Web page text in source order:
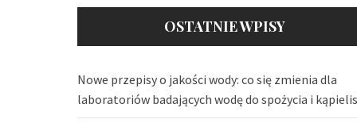
OSTATNIE WPISY
Nowe przepisy o jakości wody: co się zmienia dla
laboratoriów badających wodę do spożycia i